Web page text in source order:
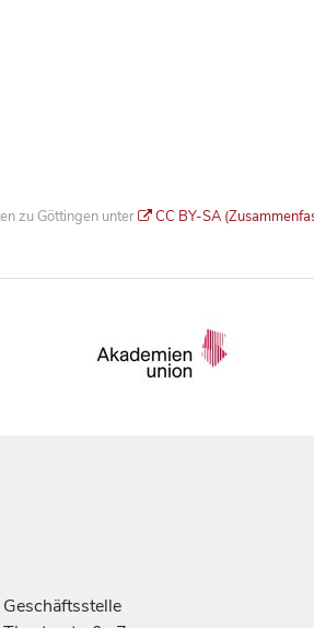
zu Göttingen unter
CC BY-SA
Geschäftsstelle